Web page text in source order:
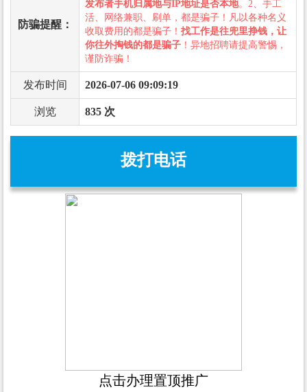
防骗提醒：
发布者手机归属地与IP地址是否本地。2、手工
活、网络兼职、刷单，都是骗子！凡以各种名义
收取费用的都是骗子！ 找工作是往兜里挣钱，让
你往外掏钱的都是骗子 ！异地招聘请提高警惕，
谨防诈骗！
发布时间 2026-07-06 09:09:19
浏览 835 次
拨打电话
点击办理置顶推广